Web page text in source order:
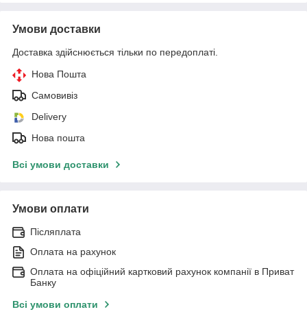
Умови доставки
Доставка здійснюється тільки по передоплаті.
Нова Пошта
Самовивіз
Delivery
Нова пошта
Всі умови доставки
Умови оплати
Післяплата
Оплата на рахунок
Оплата на офіційний картковий рахунок компанії в Приват
Банку
Всі умови оплати